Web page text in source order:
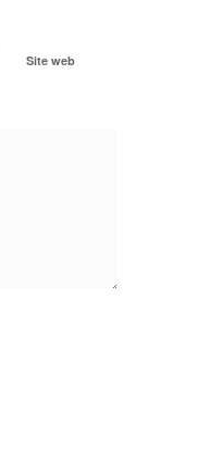
Site web